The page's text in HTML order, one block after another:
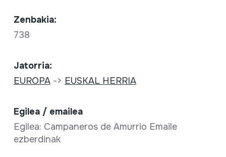
Zenbakia:
738
Jatorria:
EUROPA-> EUSKAL HERRIA
Egilea / emailea
Egilea: Campaneros de Amurrio Emaile
ezberdinak